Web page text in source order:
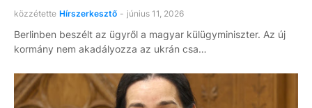
közzétette Hírszerkesztő - június 11, 2026
Berlinben beszélt az ügyről a magyar külügyminiszter. Az új
kormány nem akadályozza az ukrán csa…